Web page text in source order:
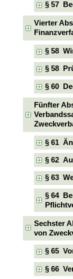
§ 57
Vierter
§ 58
§ 58
§ 60
Fünfter
§ 61
§ 62
§ 63
§ 64
Sechster
von
§ 65
§ 66